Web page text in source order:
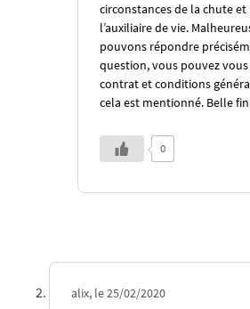
circonstances de la chute
l’auxiliaire de vie.
pouvons répondre
question, vous pouvez
contrat et conditions
cela est mentionné. Belle
0
alix, le 25/02/2020